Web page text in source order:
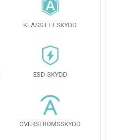
KLASS ETT SKYDD
ESD-SKYDD
ÖVERSTRÖMSSKYDD